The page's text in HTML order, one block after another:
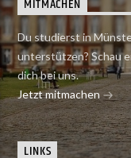
MITMACHEN
Du studierst in
unterstützen? Schau
dich bei uns.
Jetzt mitmachen
LINKS